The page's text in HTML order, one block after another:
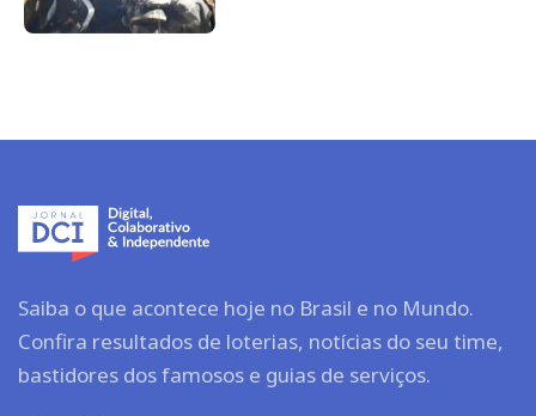
Saiba o que acontece hoje no Brasil e no Mundo.
Confira resultados de loterias, notícias do seu time,
bastidores dos famosos e guias de serviços.